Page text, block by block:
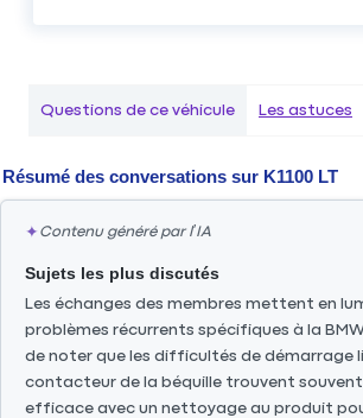
Questions de ce véhicule Les astuces
Résumé des conversations sur K1100 LT
✦ Contenu généré par l’IA
Sujets les plus discutés
Les échanges des membres mettent en
problèmes récurrents spécifiques à la BMW
de noter que les difficultés de démarrage
contacteur de la béquille trouvent
efficace avec un nettoyage au produit